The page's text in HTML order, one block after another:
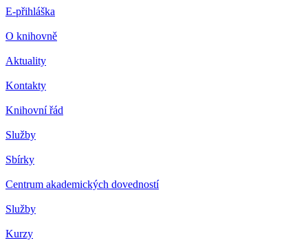
E-přihláška
O knihovně
Aktuality
Kontakty
Knihovní řád
Služby
Sbírky
Centrum akademických dovedností
Služby
Kurzy